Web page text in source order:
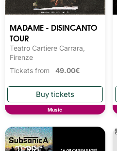
MADAME - DISINCANTO
TOUR
Teatro Cartiere Carrara,
Firenze
Tickets from 49.00€
Music